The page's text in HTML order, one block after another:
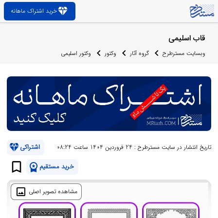
diamondخرید اشتراک ماهانه
قاب اسلیمی
وبسایت مسترطرح گروه آثار وکتور وکتور اسلیمی
تاریخ انتشار در سایت مسترطرح : 24 فروردین 1404 ساعت 08:24 اشتراکیdiamond
خرید مستقیم workspace_premium
bookmark_border
مشاهده تصویر اصلی image